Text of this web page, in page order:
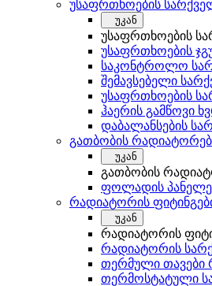
უსაფრთხოების
უკან
უსაფრთხოების
უსაფრთხოების
საკონტროლო
შემავსებელი
უსაფრთხოების
ჰაერის გამწოვი
დაბალანსების
გათბობის
უკან
გათბობის
ფოლადის
რადიატორის
უკან
რადიატორის
რადიატორის
თერმული თავები
თერმოსტატული